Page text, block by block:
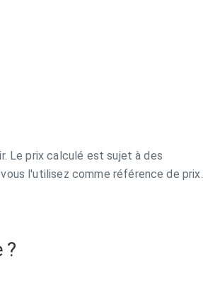
Le prix calculé est sujet à des
l'utilisez comme référence de prix.
?